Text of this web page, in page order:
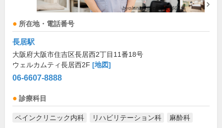
所在地・電話番号
長居駅
大阪府大阪市住吉区長居西2丁目11番18号
ウェルカムティ長居西2F [地図]
06-6607-8888
診療科目
ペインクリニック内科 リハビリテーション科 麻酔科